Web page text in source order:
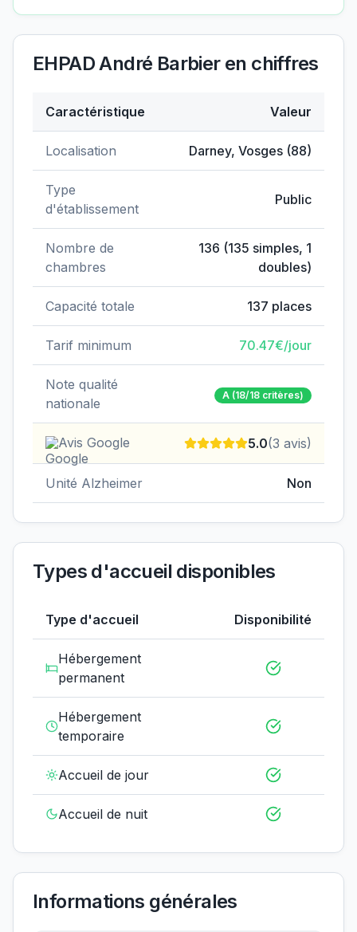
EHPAD André Barbieren chiffres
Caractéristique Valeur
Localisation Darney, Vosges (88)
Type
d'établissement
Public
Nombre de
chambres
136 (135 simples, 1
doubles)
Capacité totale 137 places
Tarif minimum 70.47€/jour
Note qualité
nationale
A (18/18 critères)
Avis Google 5.0(3 avis)
Unité Alzheimer Non
Types d'accueil disponibles
Type d'accueil Disponibilité
Hébergement
permanent
Hébergement
temporaire
Accueil de jour
Accueil de nuit
Informations générales